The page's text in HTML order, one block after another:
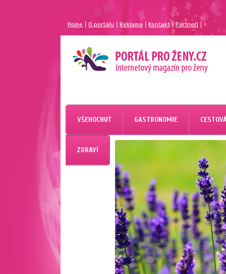
Home |O portálu Reklama Kontakt| Partneří
MAGAZÍN PRO ŽENY
PORTÁL PRO ŽENY.CZ
VŠEHOCHUŤ GASTRONOMIE
ZDRAVÍ